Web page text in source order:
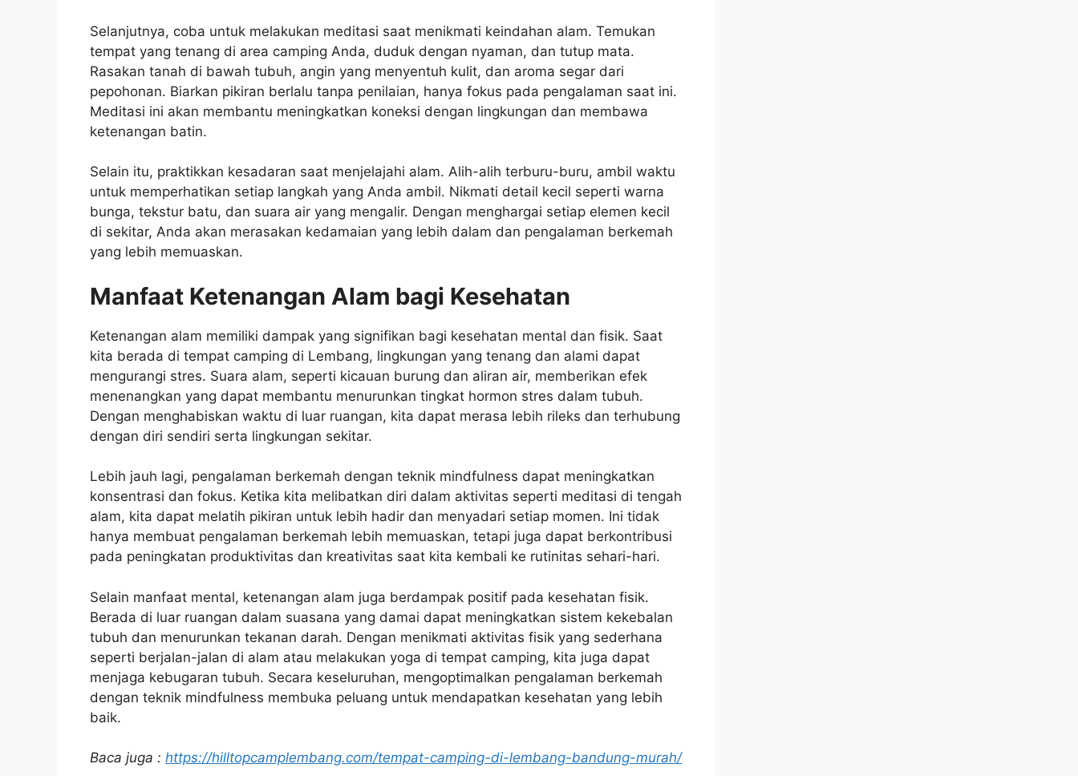
Selanjutnya, coba untuk melakukan meditasi saat menikmati keindahan alam. Temukan
tempat yang tenang di area camping Anda, duduk dengan nyaman, dan tutup mata.
Rasakan tanah di bawah tubuh, angin yang menyentuh kulit, dan aroma segar dari
pepohonan. Biarkan pikiran berlalu tanpa penilaian, hanya fokus pada pengalaman saat ini.
Meditasi ini akan membantu meningkatkan koneksi dengan lingkungan dan membawa
ketenangan batin.
Selain itu, praktikkan kesadaran saat menjelajahi alam. Alih-alih terburu-buru, ambil waktu
untuk memperhatikan setiap langkah yang Anda ambil. Nikmati detail kecil seperti warna
bunga, tekstur batu, dan suara air yang mengalir. Dengan menghargai setiap elemen kecil
di sekitar, Anda akan merasakan kedamaian yang lebih dalam dan pengalaman berkemah
yang lebih memuaskan.
Manfaat Ketenangan Alam bagi Kesehatan
Ketenangan alam memiliki dampak yang signifikan bagi kesehatan mental dan fisik. Saat
kita berada di tempat camping di Lembang, lingkungan yang tenang dan alami dapat
mengurangi stres. Suara alam, seperti kicauan burung dan aliran air, memberikan efek
menenangkan yang dapat membantu menurunkan tingkat hormon stres dalam tubuh.
Dengan menghabiskan waktu di luar ruangan, kita dapat merasa lebih rileks dan terhubung
dengan diri sendiri serta lingkungan sekitar.
Lebih jauh lagi, pengalaman berkemah dengan teknik mindfulness dapat meningkatkan
konsentrasi dan fokus. Ketika kita melibatkan diri dalam aktivitas seperti meditasi di tengah
alam, kita dapat melatih pikiran untuk lebih hadir dan menyadari setiap momen. Ini tidak
hanya membuat pengalaman berkemah lebih memuaskan, tetapi juga dapat berkontribusi
pada peningkatan produktivitas dan kreativitas saat kita kembali ke rutinitas sehari-hari.
Selain manfaat mental, ketenangan alam juga berdampak positif pada kesehatan fisik.
Berada di luar ruangan dalam suasana yang damai dapat meningkatkan sistem kekebalan
tubuh dan menurunkan tekanan darah. Dengan menikmati aktivitas fisik yang sederhana
seperti berjalan-jalan di alam atau melakukan yoga di tempat camping, kita juga dapat
menjaga kebugaran tubuh. Secara keseluruhan, mengoptimalkan pengalaman berkemah
dengan teknik mindfulness membuka peluang untuk mendapatkan kesehatan yang lebih
baik.
Baca juga : https://hilltopcamplembang.com/tempat-camping-di-lembang-bandung-murah/